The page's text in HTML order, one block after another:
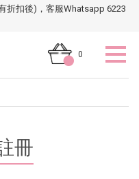
折扣後)，客服Whatsapp 6223
0
冊